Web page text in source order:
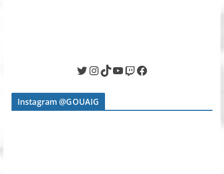
Twitter InstagramTikTok YouTube Twitch Facebook
Instagram @GOUAIG